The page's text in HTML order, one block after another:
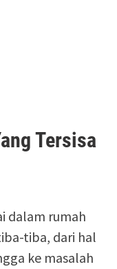
Tersisa
dalam rumah
tiba, dari hal
ke masalah